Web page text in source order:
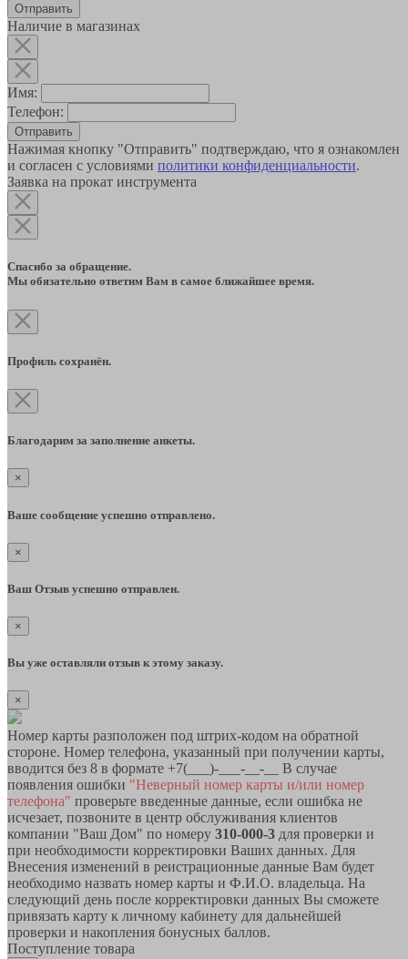
Наличие в магазинах
Имя:
Телефон:
Отправить
Нажимая кнопку "Отправить" подтверждаю, что я ознакомлен
и согласен с условиями политики конфиденциальности.
Заявка на прокат инструмента
Спасибо за обращение.
Мы обязательно ответим Вам в самое ближайшее время.
Профиль сохранён.
Благодарим за заполнение анкеты.
×
Ваше сообщение успешно отправлено.
×
Ваш Отзыв успешно отправлен.
×
Вы уже оставляли отзыв к этому заказу.
×
Номер карты разположен под штрих-кодом на обратной
стороне. Номер телефона, указанный при получении карты,
вводится без 8 в формате +7(___)-___-__-__ В случае
появления ошибки "Неверный номер карты и/или номер
телефона" проверьте введенные данные, если ошибка не
исчезает, позвоните в центр обслуживания клиентов
компании "Ваш Дом" по номеру 310-000-3 для проверки и
при необходимости корректировки Ваших данных. Для
Внесения изменений в реистрационные данные Вам будет
необходимо назвать номер карты и Ф.И.О. владельца. На
следующий день после корректировки данных Вы сможете
привязать карту к личному кабинету для дальнейшей
проверки и накопления бонусных баллов.
Поступление товара